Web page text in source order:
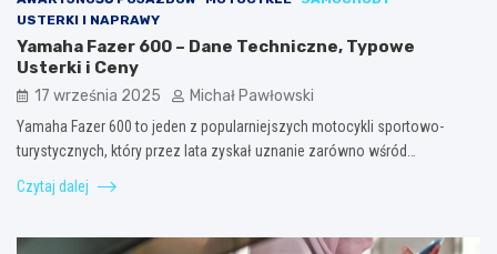
USTERKI I NAPRAWY
Yamaha Fazer 600 – Dane Techniczne, Typowe
Usterki i Ceny
17 września 2025 Michał Pawłowski
Yamaha Fazer 600 to jeden z popularniejszych motocykli sportowo-
turystycznych, który przez lata zyskał uznanie zarówno wśród…
Czytaj dalej